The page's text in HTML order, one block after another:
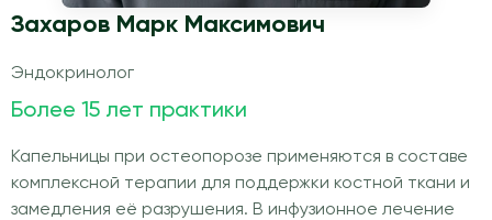
Захаров Марк Максимович
Эндокринолог
Более 15 лет практики
Капельницы при остеопорозе применяются в составе
комплексной терапии для поддержки костной ткани и
замедления её разрушения. В инфузионное лечение